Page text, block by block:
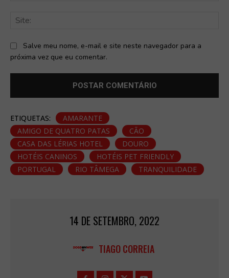
Salve meu nome, e-mail e site neste navegador para a
próxima vez que eu comentar.
ETIQUETAS:
AMARANTE
AMIGO DE QUATRO PATAS
CÃO
CASA DAS LÉRIAS HOTEL
DOURO
HOTÉIS CANINOS
HOTÉIS PET FRIENDLY
PORTUGAL
RIO TÂMEGA TRANQUILIDADE
14 DE SETEMBRO, 2022
TIAGO CORREIA